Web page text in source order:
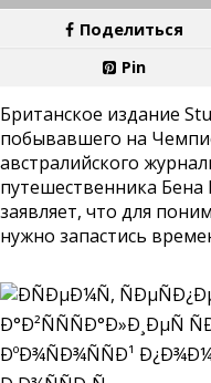
Поделиться
Pin
Британское издание
побывавшего на
австралийского
путешественника Бена
заявляет, что для
нужно запастись